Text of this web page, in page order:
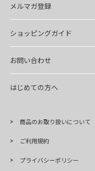
メルマガ登録
ショッピングガイド
お問い合わせ
はじめての方へ
商品のお取り扱いについて
ご利用規約
プライバシーポリシー